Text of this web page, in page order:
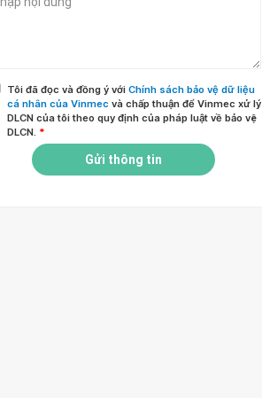
Tôi đã đọc và đồng ý với Chính sách bảo vệ dữ liệu
cá nhân của Vinmec và chấp thuận để Vinmec xử lý
DLCN của tôi theo quy định của pháp luật về bảo vệ
DLCN. *
Gửi thông tin